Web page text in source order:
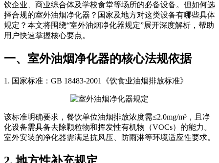
饮企业、商业综合体及学校食堂等场所的必备设备。但如何选
择合规的室外油烟净化器？国家及地方对这类设备有哪些具体
规定？本文将围绕“室外油烟净化器规定”展开深度解析，帮助
用户快速掌握核心要点。
一、室外油烟净化器的核心法规依据
1. 国家标准：GB 18483-2001《饮食业油烟排放标准》
该标准明确要求，餐饮单位油烟排放浓度需≤2.0mg/m³，且净
化设备需具备去除颗粒物和挥发性有机物（VOCs）的能力。
室外安装的净化器需满足抗风压、防雨淋等环境适应性要求。